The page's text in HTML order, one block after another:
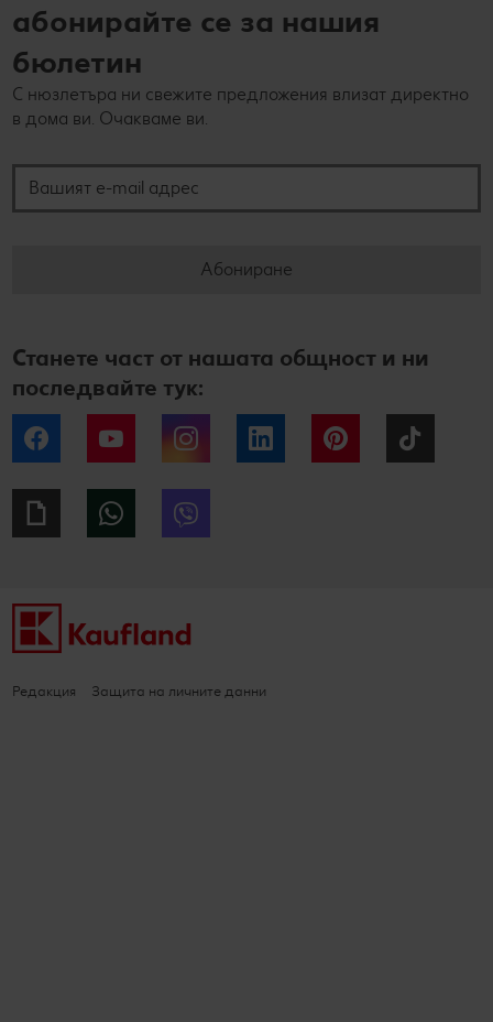
абонирайте се за нашия
бюлетин
С нюзлетъра ни свежите предложения влизат директно
в дома ви. Очакваме ви.
Абониране
Станете част от нашата общност и ни
последвайте тук:
Facebook YouTube Instagram LinkedIn Pinterest
Giphy WhatsApp
Редакция Защита на личните данни